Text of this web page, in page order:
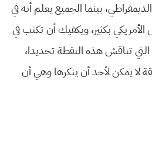
بینما الجمیع یعلم أنه في
بكثیر، ویكفیك أن تكتب في
تناقش هذه النقطة تحدیدا،
لا یمكن لأحد أن ینكرها وهي أن